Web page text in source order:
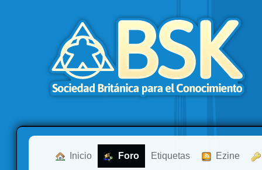
Inicio Foro Etiquetas Ezine